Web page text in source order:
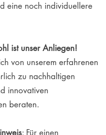
eine noch individuellere
ist unser Anliegen!
von unserem erfahrenen
zu nachhaltigen
innovativen
beraten.
: Für einen